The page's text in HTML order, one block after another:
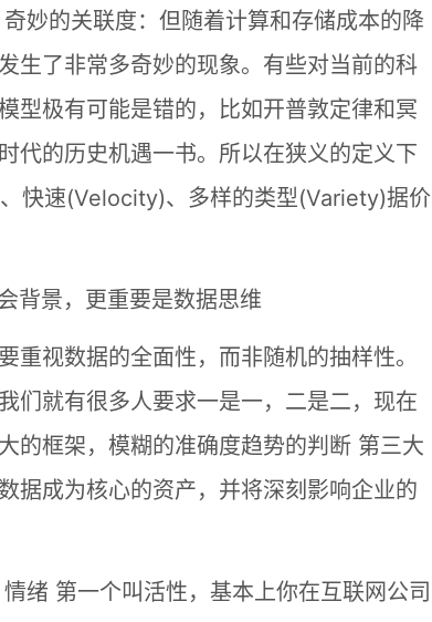
妙的关联度：但随着计算和存储成本的降
生了非常多奇妙的现象。有些对当前的科
型极有可能是错的，比如开普敦定律和冥
代的历史机遇一书。所以在狭义的定义下
快速(Velocity)、多样的类型(Variety)据价
背景，更重要是数据思维
视数据的全面性，而非随机的抽样性。
们就有很多人要求一是一，二是二，现在
的框架，模糊的准确度趋势的判断 第三大
据成为核心的资产，并将深刻影响企业的
绪 第一个叫活性，基本上你在互联网公司